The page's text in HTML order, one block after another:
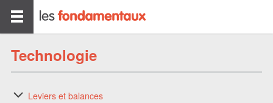
Technologie
Leviers et balances